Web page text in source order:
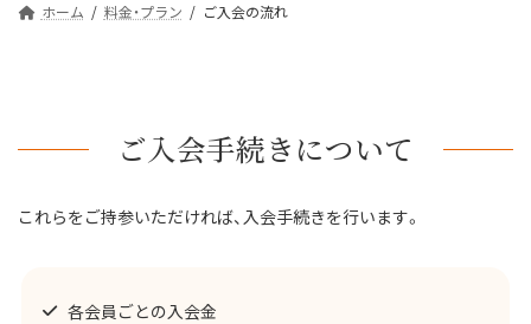
ホーム 料金・プラン ご入会の流れ
ご入会手続きについて
これらをご持参いただければ、入会手続きを行います。
各会員ごとの入会金